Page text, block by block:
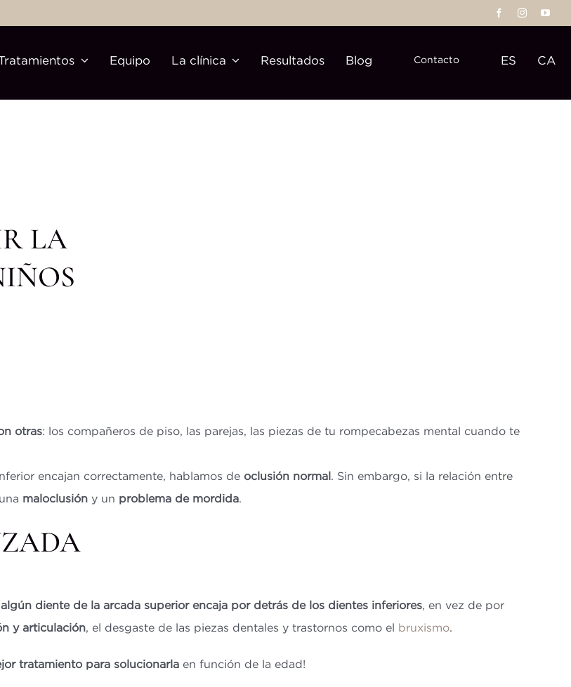
Equipo La clínica Resultados Blog Contacto ES CA
LA
otras: los compañeros de piso, las parejas, las piezas de tu rompecabezas mental cuando te
encajan correctamente, hablamos de oclusión normal. Sin embargo, si la relación entre
maloclusión y un problema de mordida.
algún diente de la arcada superior encaja por detrás de los dientes inferiores, en vez de por
y articulación, el desgaste de las piezas dentales y trastornos como el bruxismo.
tratamiento para solucionarlaen función de la edad!